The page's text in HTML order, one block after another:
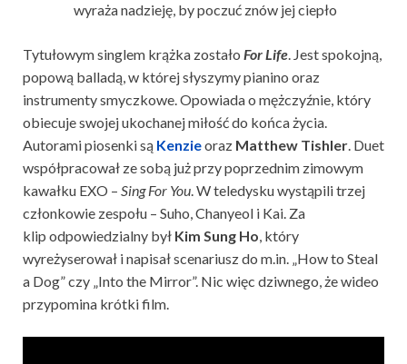
wyraża nadzieję, by poczuć znów jej ciepło
Tytułowym singlem krążka zostało For Life. Jest spokojną,
popową balladą, w której słyszymy pianino oraz
instrumenty smyczkowe. Opowiada o mężczyźnie, który
obiecuje swojej ukochanej miłość do końca życia.
Autorami piosenki są Kenzieoraz Matthew Tishler. Duet
współpracował ze sobą już przy poprzednim zimowym
kawałku EXO – Sing For You. W teledysku wystąpili trzej
członkowie zespołu – Suho, Chanyeol i Kai. Za
klip odpowiedzialny był Kim Sung Ho, który
wyreżyserował i napisał scenariusz do m.in. „How to Steal
a Dog” czy „Into the Mirror”. Nic więc dziwnego, że wideo
przypomina krótki film.